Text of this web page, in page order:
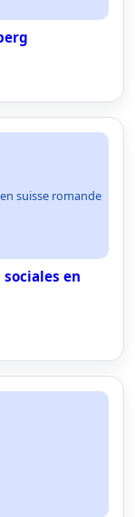
suisse romande
en